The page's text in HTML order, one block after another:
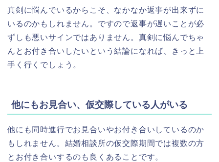
真剣に悩んでいるからこそ、なかなか返事が出来ずに
いるのかもしれません。ですので返事が遅いことが必
ずしも悪いサインではありません。真剣に悩んでちゃ
んとお付き合いしたいという結論になれば、きっと上
手く行くでしょう。
他にもお見合い、仮交際している人がいる
他にも同時進行でお見合いやお付き合いしているのか
もしれません。結婚相談所の仮交際期間では複数の方
とお付き合いするのも良くあることです。